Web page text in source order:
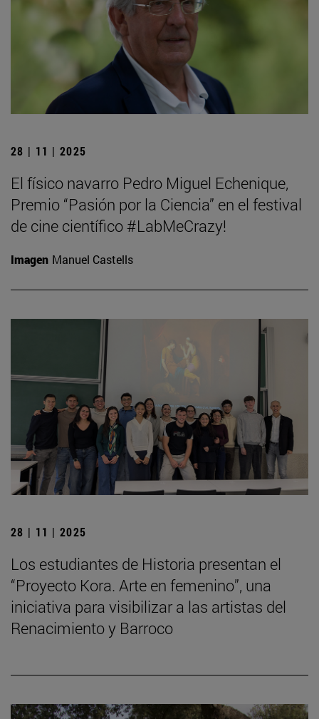
28 | 11 | 2025
El físico navarro Pedro Miguel Echenique,
Premio “Pasión por la Ciencia” en el festival
de cine científico #LabMeCrazy!
Imagen Manuel Castells
28 | 11 | 2025
Los estudiantes de Historia presentan el
“Proyecto Kora. Arte en femenino”, una
iniciativa para visibilizar a las artistas del
Renacimiento y Barroco